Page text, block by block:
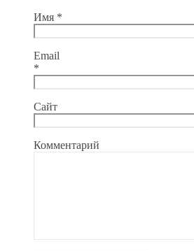
Имя *
Email
*
Сайт
Комментарий